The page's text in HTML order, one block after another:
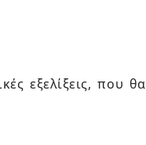
εξελίξεις, που θα